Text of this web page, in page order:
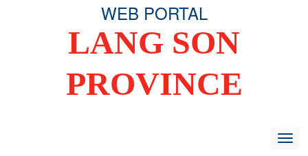
WEB PORTAL
LANG SON
PROVINCE
TIN TỨC